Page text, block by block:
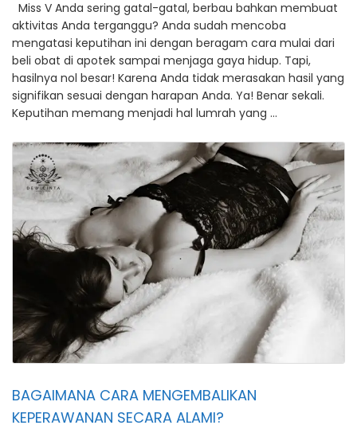
Miss V Anda sering gatal-gatal, berbau bahkan membuat
aktivitas Anda terganggu? Anda sudah mencoba
mengatasi keputihan ini dengan beragam cara mulai dari
beli obat di apotek sampai menjaga gaya hidup. Tapi,
hasilnya nol besar! Karena Anda tidak merasakan hasil yang
signifikan sesuai dengan harapan Anda. Ya! Benar sekali.
Keputihan memang menjadi hal lumrah yang …
BAGAIMANA CARA MENGEMBALIKAN
KEPERAWANAN SECARA ALAMI?